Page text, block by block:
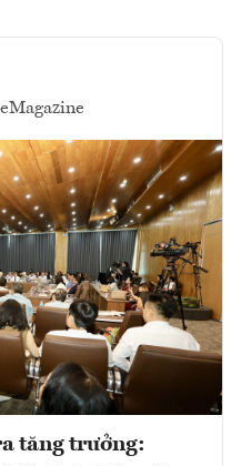
eMagazine
tăng trưởng: